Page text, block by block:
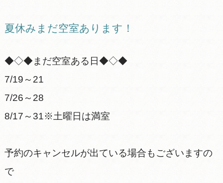
夏休みまだ空室あります！
◆◇◆まだ空室ある日◆◇◆
7/19～21
7/26～28
8/17～31※土曜日は満室
予約のキャンセルが出ている場合もございますの
で